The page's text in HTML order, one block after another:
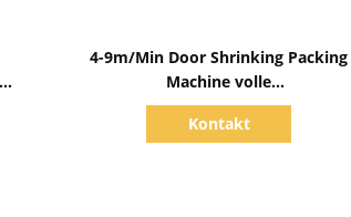
4-9m/Min Door Shrinking Packing
Machine volle
Verpackenstromversorgung 380V
Breiten-1200mm
Kontakt